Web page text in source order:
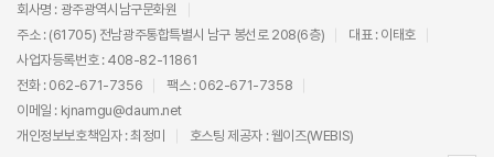
회사명 : 광주광역시남구문화원
주소 : (61705) 전남광주통합특별시 남구 봉선로 208(6층)
대표 : 이태호
사업자등록번호 : 408-82-11861
전화 : 062-671-7356
팩스 : 062-671-7358
이메일 : kjnamgu@daum.net
개인정보보호책임자 : 최정미
호스팅 제공자 :웹이즈(WEBIS)